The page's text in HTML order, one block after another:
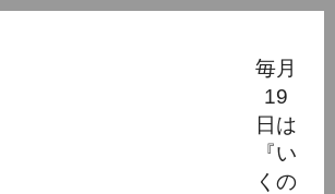
毎月
19
日は
『い
くの